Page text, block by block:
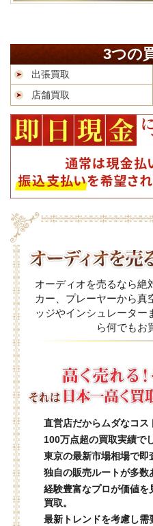
3つの
出張買取
店舗買取
オーディオを売るなら絶
カー、プレーヤーから真
ッジやインシュレーター
ら何でもお
直営店だからムダなコス
100万点超の買取実績で
東京の最新市場相場で即
独自の販売ルートが多数
経験豊富なプロが価値
買取。
最新トレンドを考慮し需